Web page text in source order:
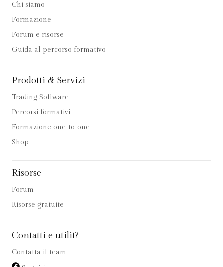
Chi siamo
Formazione
Forum e risorse
Guida al percorso formativo
Prodotti & Servizi
Trading Software
Percorsi formativi
Formazione one-to-one
Shop
Risorse
Forum
Risorse gratuite
Contatti e utilit?
Contatta il team